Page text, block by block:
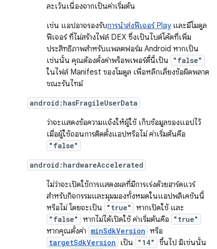
ละเว้นเนื่องจากเป็นค่าเริ่มต้น
เช่น แอปอาจรองรับการนำส่งฟีเจอร์ Playและมีโมดูล
ฟีเจอร์ ที่ไม่สร้างไฟล์ DEX ซึ่งเป็นไบต์โค้ดที่เพิ่ม
ประสิทธิภาพสำหรับแพลตฟอร์ม Android หากเป็น
เช่นนั้น คุณต้องตั้งค่าพร็อพเพอร์ตี้นี้เป็น
"false"
ในไฟล์ Manifest ของโมดูล เพื่อหลีกเลี่ยงข้อผิดพลาด
ขณะรันไทม์
android:hasFragileUserData
ว่าจะแสดงข้อความแจ้งให้ผู้ใช้ เก็บข้อมูลของแอปไว้
เมื่อผู้ใช้ถอนการติดตั้งแอปหรือไม่ ค่าเริ่มต้นคือ
"false"
android:hardwareAccelerated
ไม่ว่าจะเปิดใช้การแสดงผลที่มีการเร่งด้วยฮาร์ดแวร์
สำหรับกิจกรรมและมุมมองทั้งหมดในแอปพลิเคชันนี้
หรือไม่ โดยจะเป็น
"true" หากเปิดใช้ และ
"false" หากไม่ได้เปิดใช้ ค่าเริ่มต้นคือ "true"
หากคุณตั้งค่า minSdkVersion หรือ
targetSdkVersion เป็น "14"
ขึ้นไป มิเช่นนั้น